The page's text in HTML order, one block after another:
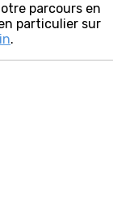
parcours en
particulier sur
.